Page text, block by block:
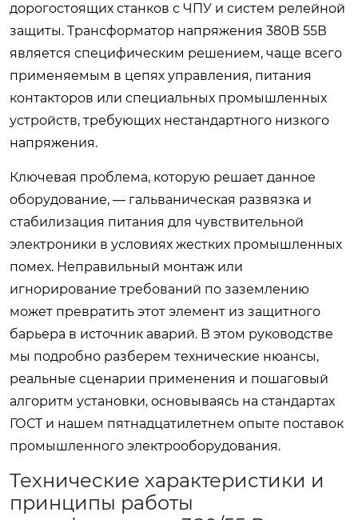
дорогостоящих станков с ЧПУ и систем релейной
защиты. Трансформатор напряжения 380В 55В
является специфическим решением, чаще всего
применяемым в цепях управления, питания
контакторов или специальных промышленных
устройств, требующих нестандартного низкого
напряжения.
Ключевая проблема, которую решает данное
оборудование, — гальваническая развязка и
стабилизация питания для чувствительной
электроники в условиях жестких промышленных
помех. Неправильный монтаж или
игнорирование требований по заземлению
может превратить этот элемент из защитного
барьера в источник аварий. В этом руководстве
мы подробно разберем технические нюансы,
реальные сценарии применения и пошаговый
алгоритм установки, основываясь на стандартах
ГОСТ и нашем пятнадцатилетнем опыте поставок
промышленного электрооборудования.
Технические характеристики и
принципы работы